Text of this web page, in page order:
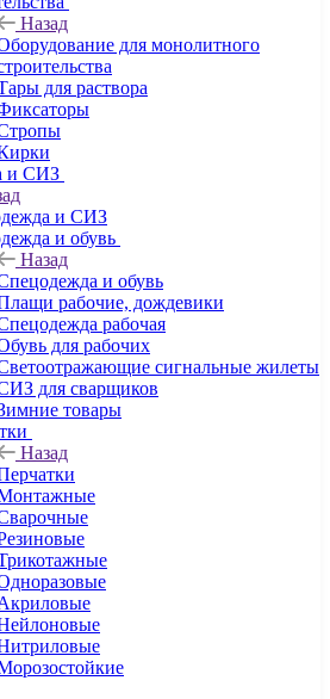
Назад
для монолитного
для раствора
и СИЗ
и СИЗ
и обувь
Назад
и обувь
рабочие, дождевики
рабочая
для рабочих
сигнальные жилеты
для сварщиков
товары
Назад